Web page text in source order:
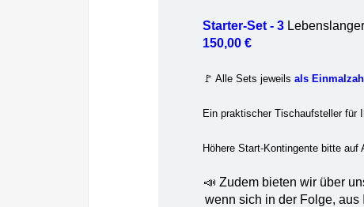
Starter-Set - 3
150,00 €
🚩 Alle Sets jeweils als
Ein praktischer Tischaufsteller für
Höhere Start-Kontingente bitte auf
📣 Zudem bieten wir über
wenn sich in der Folge,